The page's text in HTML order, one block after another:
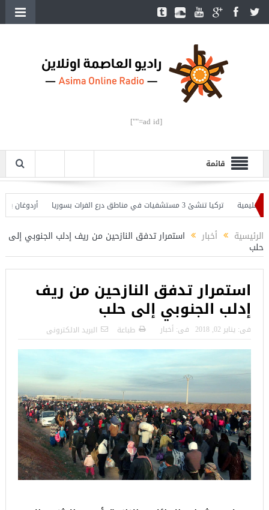
[ad id=""]
قائمة
تركيا تنشئ 3 مستشفيات في مناطق درع الفرات بسوريا
أردوغان يفتتح
الرئيسية أخبار استمرار تدفق النازحين من ريف إدلب الجنوبي إلى
حلب
استمرار تدفق النازحين من ريف
إدلب الجنوبي إلى حلب
فى: يناير 02, 2018 فى: أخبار طباعة البريد الالكترونى